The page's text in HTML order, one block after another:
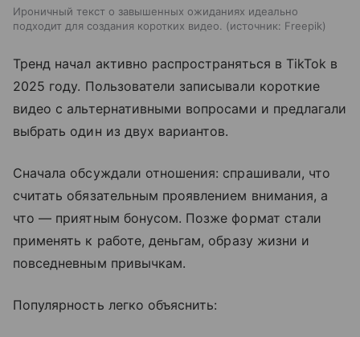
Ироничный текст о завышенных ожиданиях идеально
подходит для создания коротких видео.
источник: Freepik
Тренд начал активно распространяться в TikTok в
2025 году. Пользователи записывали короткие
видео с альтернативными вопросами и предлагали
выбрать один из двух вариантов.
Сначала обсуждали отношения: спрашивали, что
считать обязательным проявлением внимания, а
что — приятным бонусом. Позже формат стали
применять к работе, деньгам, образу жизни и
повседневным привычкам.
Популярность легко объяснить: